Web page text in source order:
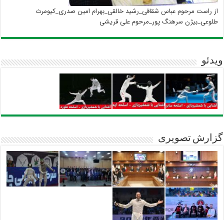
از راست مرحوم عباس شقاقی_رشید خالقی_بهرام امین صدری_کیومرث
طلوعی_بیژن سرهنگ پور_مرحوم علی قریشی
ویدئو
گزارش تصویری